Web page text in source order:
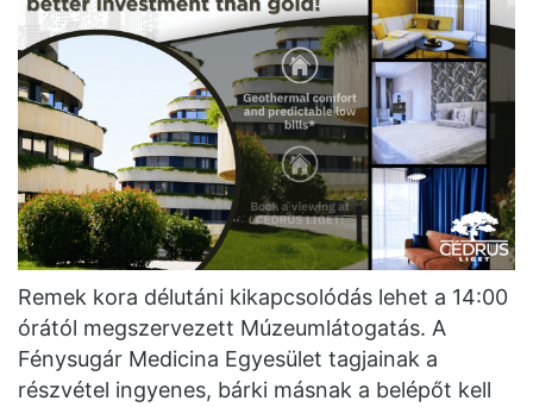
Remek kora délutáni kikapcsolódás lehet a 14:00
órától megszervezett Múzeumlátogatás. A
Fénysugár Medicina Egyesület tagjainak a
részvétel ingyenes, bárki másnak a belépőt kell